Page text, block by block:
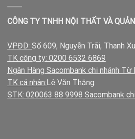
CÔNG TY TNHH NỘI THẤT VÀ
VPĐD: Số 609, Nguyễn Trãi, Thanh
TK công ty: 0200 6532 6869
Ngân Hàng Sacombank chi nhánh Từ
TK cá nhân:Lê Văn Thắng
STK: 020063 88 9998 Sacombank